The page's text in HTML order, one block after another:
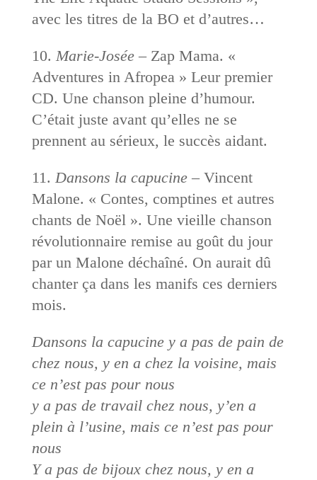
avec les titres de la BO et d’autres…
10. Marie-Josée– Zap Mama. «
Adventures in Afropea » Leur premier
CD. Une chanson pleine d’humour.
C’était juste avant qu’elles ne se
prennent au sérieux, le succès aidant.
11. Dansons la capucine– Vincent
Malone. « Contes, comptines et autres
chants de Noël ». Une vieille chanson
révolutionnaire remise au goût du jour
par un Malone déchaîné. On aurait dû
chanter ça dans les manifs ces derniers
mois.
Dansons la capucine y a pas de pain de
chez nous, y en a chez la voisine, mais
ce n’est pas pour nous
y a pas de travail chez nous, y’en a
plein à l’usine, mais ce n’est pas pour
nous
Y a pas de bijoux chez nous, y en a